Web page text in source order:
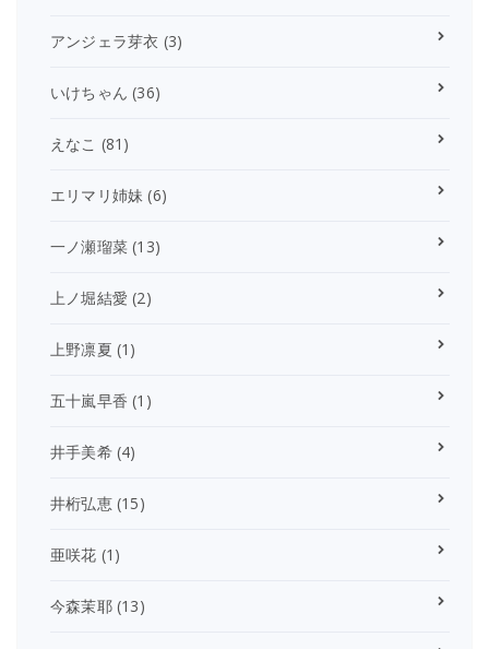
アンジェラ芽衣 (3)
いけちゃん (36)
えなこ (81)
エリマリ姉妹 (6)
一ノ瀬瑠菜 (13)
上ノ堀結愛 (2)
上野凛夏 (1)
五十嵐早香 (1)
井手美希(4)
井桁弘恵(15)
亜咲花 (1)
今森茉耶(13)